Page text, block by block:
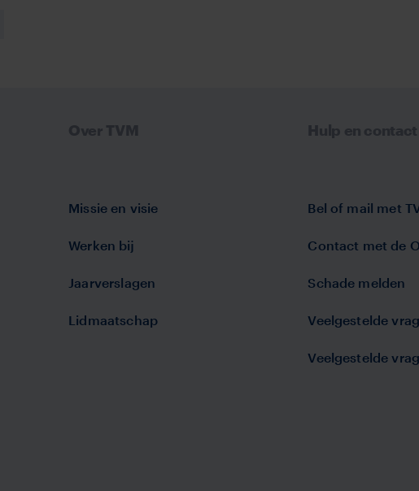
Missie en visie
Werken bij
Jaarverslagen
Lidmaatschap
Bel of mail met
Contact met de
Schade melden
Veelgestelde
Veelgestelde